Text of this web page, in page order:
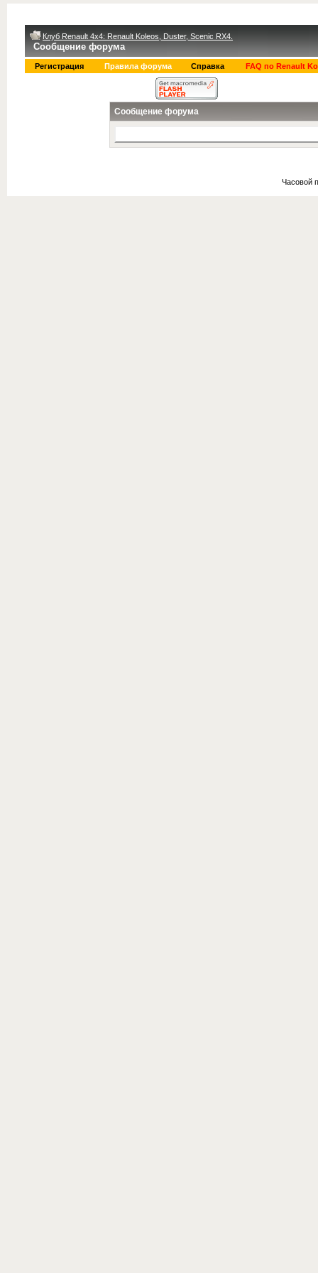
Клуб Renault 4x4: Renault Koleos, Duster, Scenic RX4.
Сообщение форума
Регистрация Правила форума Справка FAQ по Renault
Сообщение форума
Часовой